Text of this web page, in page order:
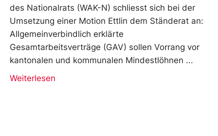
des Nationalrats (WAK-N) schliesst sich bei der
Umsetzung einer Motion Ettlin dem Ständerat an:
Allgemeinverbindlich erklärte
Gesamtarbeitsverträge (GAV) sollen Vorrang vor
kantonalen und kommunalen Mindestlöhnen
Weiterlesen